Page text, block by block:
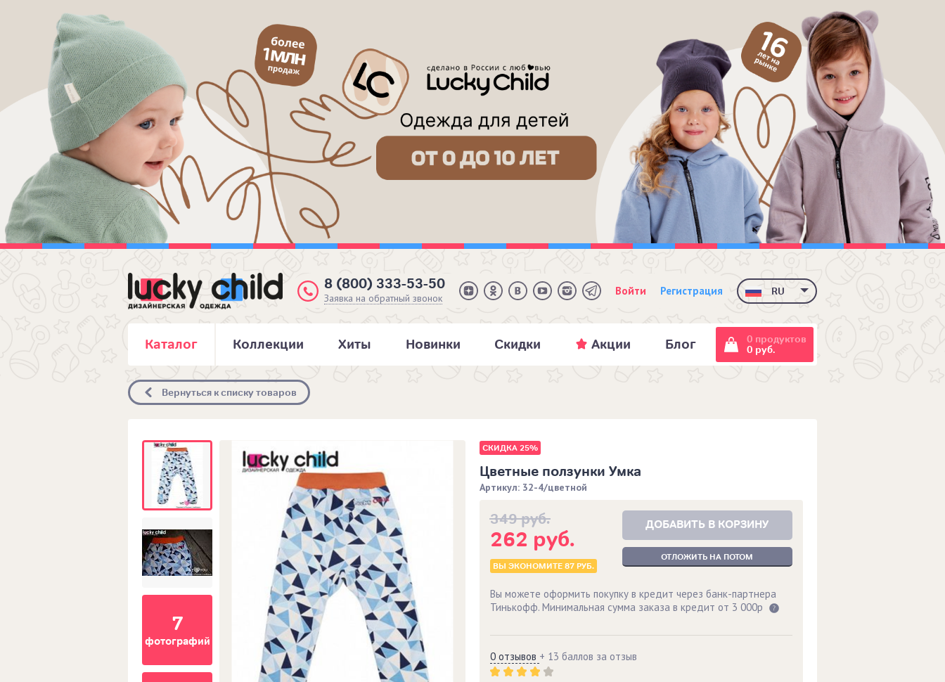
8 (800) 333-53-50
Заявка на обратный звонок
Войти Регистрация RU
Каталог Коллекции Хиты Новинки Скидки Акции Блог
0 продуктов
0 руб.
Вернуться к списку товаров
7
фотографий
СКИДКА 25%
Цветные ползунки Умка
Артикул: 32-4/цветной
349 руб.
262 руб.
ВЫ ЭКОНОМИТЕ87 РУБ.
ДОБАВИТЬ В КОРЗИНУ
ОТЛОЖИТЬ НА ПОТОМ
Вы можете оформить покупку в кредит через банк-партнера
Тинькофф. Минимальная сумма заказа в кредит от 3 000р
0 отзывов + 13 баллов за отзыв